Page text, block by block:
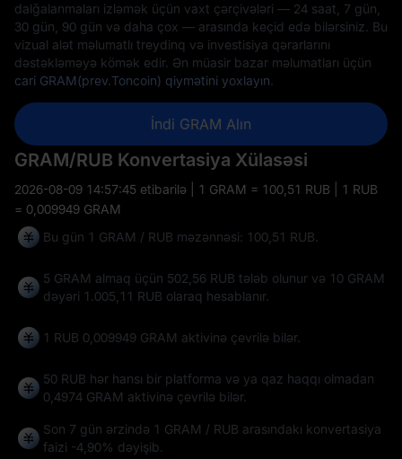
dalğalanmaları izləmək üçün vaxt çərçivələri — 24 saat, 7 gün,
30 gün, 90 gün və daha çox — arasında keçid edə bilərsiniz. Bu
vizual alət məlumatlı treydinq və investisiya qərarlarını
dəstəkləməyə kömək edir. Ən müasir bazar məlumatları üçün
cari GRAM(prev.Toncoin) qiymətini yoxlayın.
İndi GRAM Alın
GRAM/RUB Konvertasiya Xülasəsi
2026-08-09 14:57:45 etibarilə | 1 GRAM = 100,51 RUB | 1 RUB
= 0,009949 GRAM
Bu gün 1 GRAM / RUB məzənnəsi: 100,51 RUB.
5 GRAM almaq üçün 502,56 RUB tələb olunur və 10 GRAM
dəyəri 1.005,11 RUB olaraq hesablanır.
1 RUB 0,009949 GRAM aktivinə çevrilə bilər.
50 RUB hər hansı bir platforma və ya qaz haqqı olmadan
0,4974 GRAM aktivinə çevrilə bilər.
Son 7 gün ərzində 1 GRAM / RUB arasındakı konvertasiya
faizi -4,90% dəyişib.